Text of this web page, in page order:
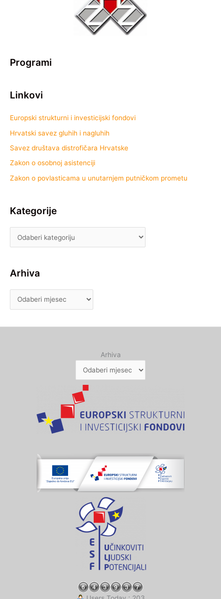
Programi
Linkovi
Europski strukturni i investicijski fondovi
Hrvatski savez gluhih i nagluhih
Savez društava distrofičara Hrvatske
Zakon o osobnoj asistenciji
Zakon o povlasticama u unutarnjem putničkom prometu
Kategorije
Arhiva
Arhiva